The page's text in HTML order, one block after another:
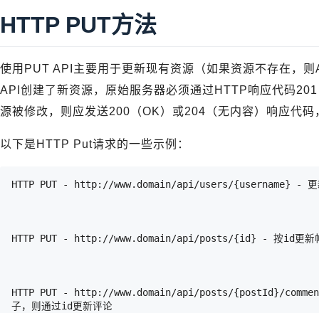
HTTP PUT方法
使用PUT API主要用于更新现有资源（如果资源不存在，
API创建了新资源，原始服务器必须通过HTTP响应代码
源被修改，则应发送200（OK）或204（无内容）响应代码
以下是HTTP Put请求的一些示例：
HTTP PUT - http://www.domain/api/users/{username} - 更
HTTP PUT - http://www.domain/api/posts/{id} - 按id更新
HTTP PUT - http://www.domain/api/posts/{postId}/
子，则通过id更新评论